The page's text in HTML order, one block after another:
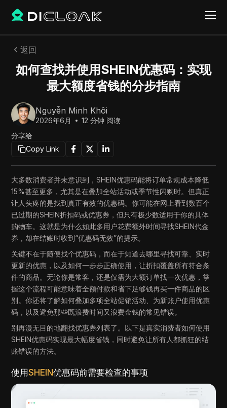
返回
如何查找并使用SHEIN优惠码：实现
最大额度省钱的分步指南
Nguyễn Minh Khôi
2026年6月 12 分钟 阅读
分享给
Copy Link
大多数消费者并未意识到，SHEIN优惠码能将订单常规成本降低
15%甚至更多，尤其是在叠加全站活动或季节性闪购时。但真正
让人头疼的是找到真正有效的优惠码。你可能在网上看到数百个
已过期的SHEIN折扣码或优惠券，但只有极少数适用于你的具体
购物车。这就是为什么如此多用户花费额外时间寻找SHEIN代金
券，却在结账时收到“优惠码无效”的提示。
关键不在于随便找个优惠码，而在于知道去哪里寻找可靠、实时
更新的优惠，以及如何一步步正确使用，让折扣覆盖所有符合条
件的商品。无论你是常客，还是仅需为大额订单找一次优惠，掌
握这个流程可能意味着全额付款和省下足够钱再买一件商品的区
别。你还将了解如何叠加多项全站促销活动、为新账户使用优惠
码，以及避免那些既浪费时间又浪费金钱的常见错误。
别再漫无目的地翻找优惠券列表了。以下是真实消费者如何使用
SHEIN优惠码实现最大幅度省钱，同时避免让所有人都抓狂的结
账错误的方法。
使用SHEIN优惠码前需要检查的事项